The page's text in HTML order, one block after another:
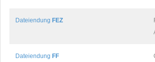
Dateiendung FEZ
Dateiendung FF